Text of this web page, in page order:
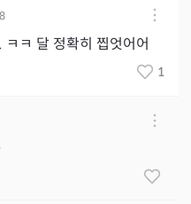
ㅋ 달 정확히 찝엇어어
1